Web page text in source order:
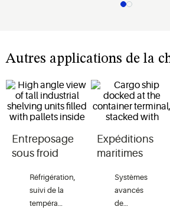
Autres applications de la
Entreposage
sous froid
Réfrigération,
suivi de la
température
Expéditions
maritimes
Systèmes
avancés
de